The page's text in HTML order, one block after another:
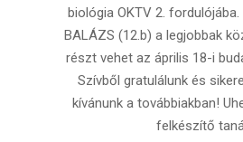
biológia OKTV 2. fordulójába.
BALÁZS (12.b) a legjobbak
részt vehet az április 18-i
Szívből gratulálunk és
kívánunk a továbbiakban!
felkészítő